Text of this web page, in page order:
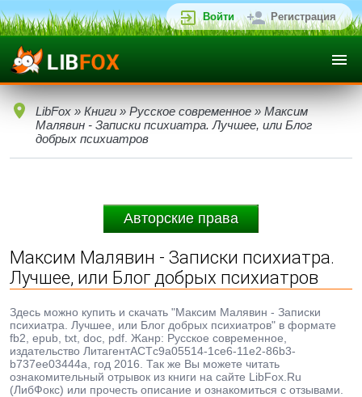
Войти Регистрация
LibFox » Книги » Русское современное » Максим
Малявин - Записки психиатра. Лучшее, или Блог
добрых психиатров
Авторские права
Максим Малявин - Записки психиатра.
Лучшее, или Блог добрых психиатров
Здесь можно купить и скачать "Максим Малявин - Записки
психиатра. Лучшее, или Блог добрых психиатров" в формате
fb2, epub, txt, doc, pdf. Жанр: Русское современное,
издательство ЛитагентАСТc9a05514-1ce6-11e2-86b3-
b737ee03444a, год 2016. Так же Вы можете читать
ознакомительный отрывок из книги на сайте LibFox.Ru
(ЛибФокс) или прочесть описание и ознакомиться с отзывами.